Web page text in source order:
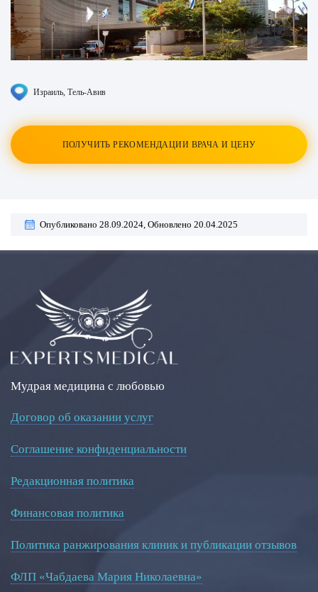
Израиль, Тель-Авив
ПОЛУЧИТЬ РЕКОМЕНДАЦИИ ВРАЧА И ЦЕНУ
Опубликовано 28.09.2024, Обновлено 20.04.2025
Мудрая медицина с любовью
Договор об оказании услуг
Соглашение конфиденциальности
Редакционная политика
Финансовая политика
Политика ранжирования клиник и публикации отзывов
ФЛП «Чабдаева Мария Николаевна»